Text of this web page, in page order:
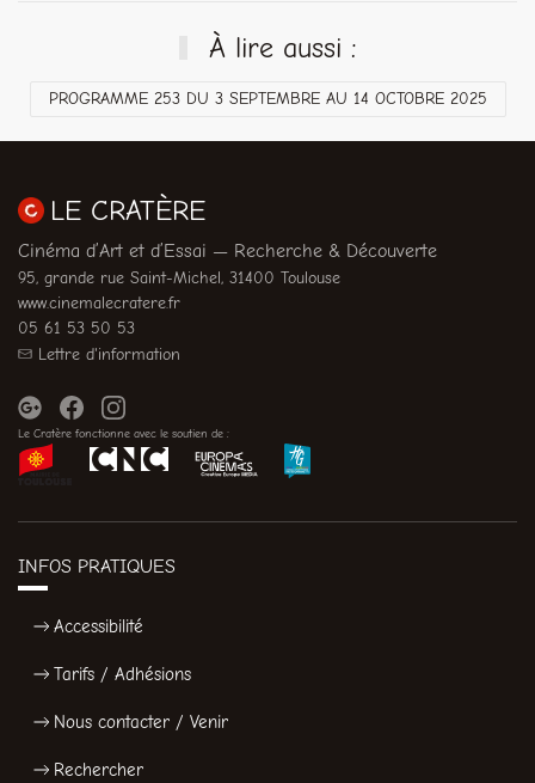
À lire aussi :
PROGRAMME 253 DU 3 SEPTEMBRE AU 14 OCTOBRE 2025
LE CRATÈRE
Cinéma d’Art et d’Essai — Recherche & Découverte
95, grande rue Saint-Michel, 31400 Toulouse
www.cinemalecratere.fr
05 61 53 50 53
Lettre d'information
Le Cratère fonctionne avec le soutien de :
INFOS PRATIQUES
Accessibilité
Tarifs / Adhésions
Nous contacter / Venir
Rechercher